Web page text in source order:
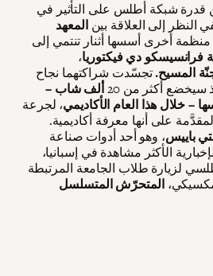
شبكة أطلس على التأثير في
النظر إلى العلاقة بينالمعهد
أخرى أسسها أثنار تنتمي إلى
فرانسيسكو دي فيكتوريا،
المسيح.تجسّدت شراكتهما نجاح
سيخضع أكثر من 20
ألف شاب –
– خلال هذا العام الأكاديمي، لجرعة
على أنها معرفة أكاديمية.
باييس، وهو أحد أدوات صناعة
الأكثر مشاهدة في إسبانيا،
لزيارة طلاب الجامعة المرتبطة
المتحرّش المتسلسل